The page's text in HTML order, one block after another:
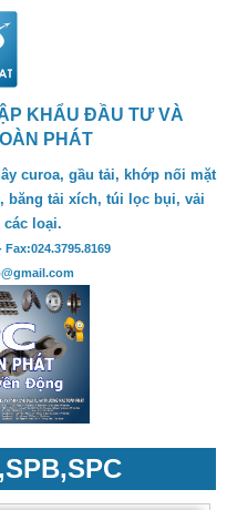
KHẨU ĐẦU TƯ VÀ
PHÁT
curoa, gầu tải, khớp nối mặt
băng tải xích, túi lọc bụi, vải
các loại.